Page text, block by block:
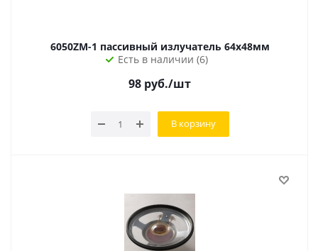
6050ZM-1 пассивный излучатель 64х48мм
Есть в наличии (6)
98 руб./шт
В корзину